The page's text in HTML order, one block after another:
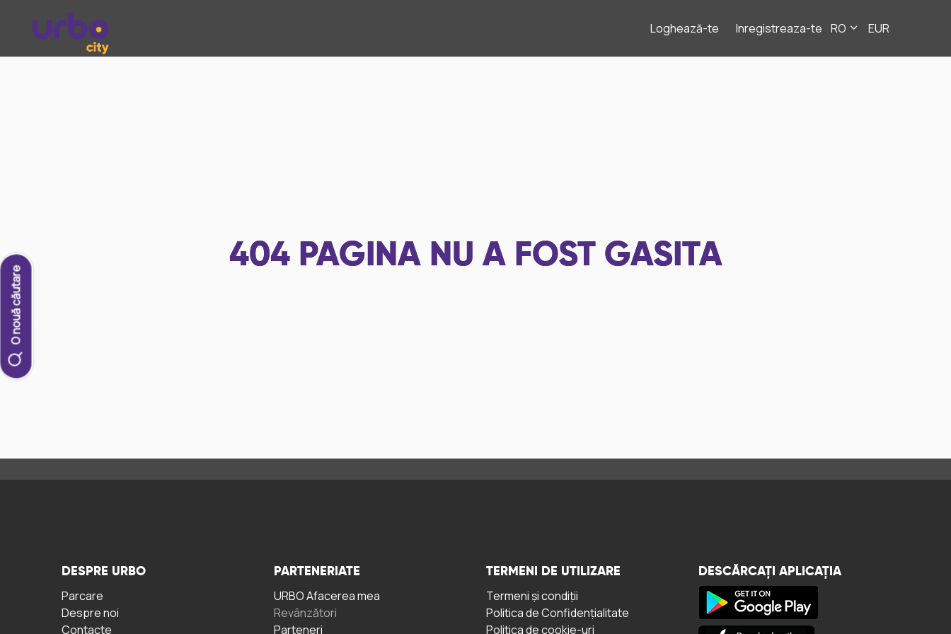
Loghează-te Inregistreaza-te RO EUR
O nouă căutare
404 PAGINA NU A FOST GASITA
DESPRE URBO
Parcare
Despre noi
Contacte
PARTENERIATE
URBO Afacerea mea
Revânzători
Parteneri
TERMENI DE UTILIZARE
Termeni și condiții
Politica de Confidențialitate
Politica de cookie-uri
DESCĂRCAȚI APLICAȚIA